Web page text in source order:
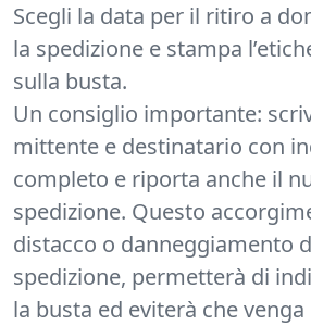
Scegli la data per il ritiro a
la spedizione e stampa
sulla busta.
Un consiglio importante:
mittente e destinatario con
completo e riporta anche il
spedizione. Questo
distacco o danneggiamento
spedizione, permetterà di
la busta ed eviterà che